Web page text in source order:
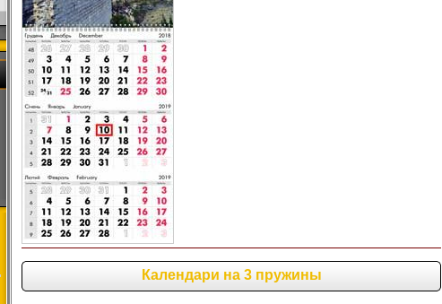
Календари на 3 пружины